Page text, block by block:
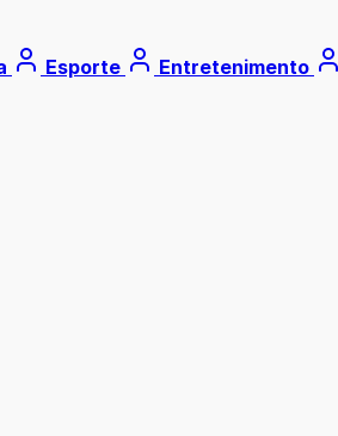
Esporte Entretenimento